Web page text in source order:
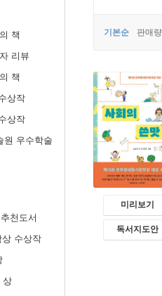
책
리뷰
책
상작
상작
원 우수학술
천도서
상 수상작
상
기본순 판매
미리보기
독서지도안